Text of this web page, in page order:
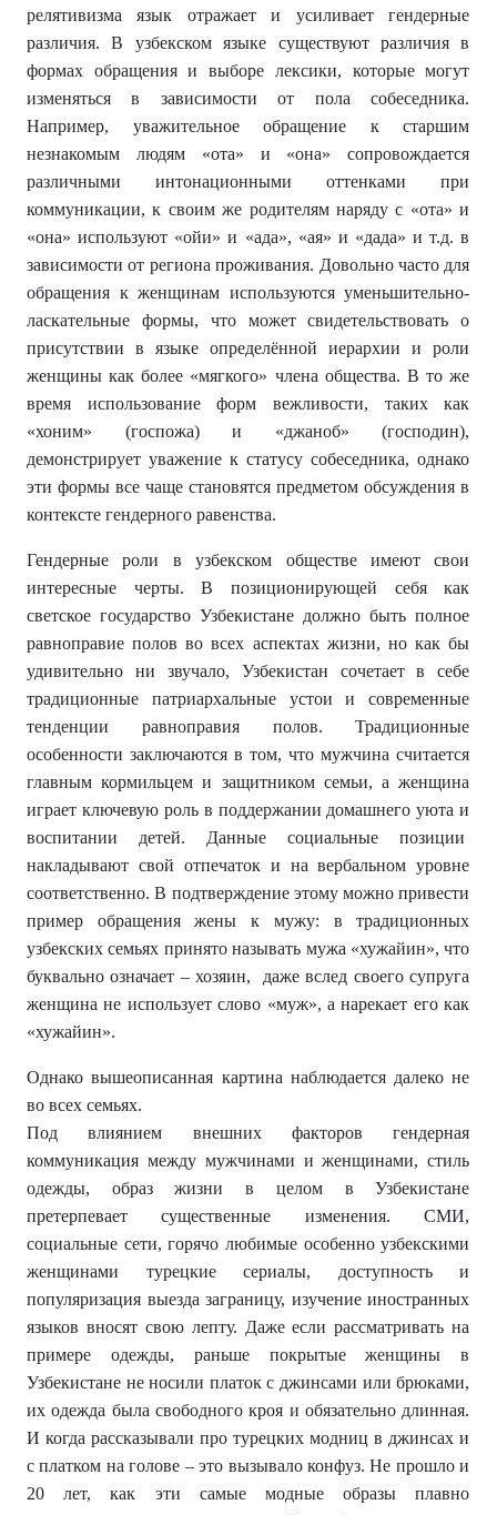
релятивизма язык отражает и усиливает гендерные
различия. В узбекском языке существуют различия в
формах обращения и выборе лексики, которые могут
изменяться в зависимости от пола собеседника.
Например, уважительное обращение к старшим
незнакомым людям «ота» и «она» сопровождается
различными интонационными оттенками при
коммуникации, к своим же родителям наряду с «ота» и
«она» используют «ойи» и «ада», «ая» и «дада» и т.д. в
зависимости от региона проживания. Довольно часто для
обращения к женщинам используются уменьшительно-
ласкательные формы, что может свидетельствовать о
присутствии в языке определённой иерархии и роли
женщины как более «мягкого» члена общества. В то же
время использование форм вежливости, таких как
«хоним» (госпожа) и «джаноб» (господин),
демонстрирует уважение к статусу собеседника, однако
эти формы все чаще становятся предметом обсуждения в
контексте гендерного равенства.
Гендерные роли в узбекском обществе имеют свои
интересные черты. В позиционирующей себя как
светское государство Узбекистане должно быть полное
равноправие полов во всех аспектах жизни, но как бы
удивительно ни звучало, Узбекистан сочетает в себе
традиционные патриархальные устои и современные
тенденции равноправия полов. Традиционные
особенности заключаются в том, что мужчина считается
главным кормильцем и защитником семьи, а женщина
играет ключевую роль в поддержании домашнего уюта и
воспитании детей. Данные социальные позиции
накладывают свой отпечаток и на вербальном уровне
соответственно. В подтверждение этому можно привести
пример обращения жены к мужу: в традиционных
узбекских семьях принято называть мужа «хужайин», что
буквально означает – хозяин, даже вслед своего супруга
женщина не использует слово «муж», а нарекает его как
«хужайин».
Однако вышеописанная картина наблюдается далеко не
во всех семьях.
Под влиянием внешних факторов гендерная
коммуникация между мужчинами и женщинами, стиль
одежды, образ жизни в целом в Узбекистане
претерпевает существенные изменения. СМИ,
социальные сети, горячо любимые особенно узбекскими
женщинами турецкие сериалы, доступность и
популяризация выезда заграницу, изучение иностранных
языков вносят свою лепту. Даже если рассматривать на
примере одежды, раньше покрытые женщины в
Узбекистане не носили платок с джинсами или брюками,
их одежда была свободного кроя и обязательно длинная.
И когда рассказывали про турецких модниц в джинсах и
с платком на голове – это вызывало конфуз. Не прошло и
20 лет, как эти самые модные образы плавно